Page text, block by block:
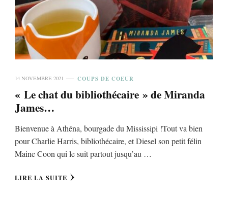
14 NOVEMBRE 2021 COUPS DE COEUR
« Le chat du bibliothécaire » de Miranda
James…
Bienvenue à Athéna, bourgade du Mississipi !Tout va bien
pour Charlie Harris, bibliothécaire, et Diesel son petit félin
Maine Coon qui le suit partout jusqu’au …
LIRE LA SUITE